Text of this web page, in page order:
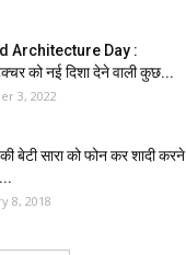
Architecture Day :
को नई दिशा देने वाली कुछ...
3, 2022
बेटी सारा को फोन कर शादी करने
8, 2018